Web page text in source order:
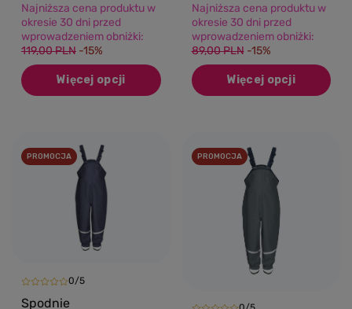
Najniższa cena produktu w
okresie 30 dni przed
wprowadzeniem obniżki:
119,00 PLN -15%
Więcej opcji
Najniższa cena produktu w
okresie 30 dni przed
wprowadzeniem obniżki:
89,00 PLN -15%
Więcej opcji
PROMOCJA
0/5
Spodnie
PROMOCJA